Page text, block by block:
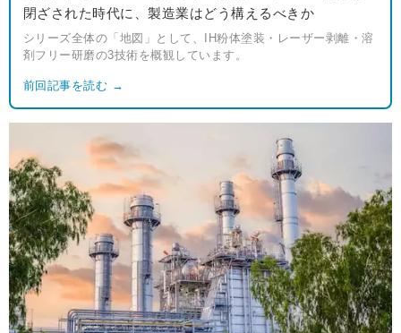
閉ざされた時代に、製造業はどう構えるべきか
シリーズ全体の「地図」として、IH粉体塗装・レーザー剥離・溶
剤フリー研磨の3技術を概観しています。
前回記事を読む →